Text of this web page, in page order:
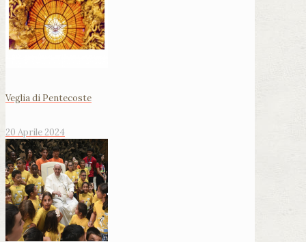
Veglia di Pentecoste
20 Aprile 2024